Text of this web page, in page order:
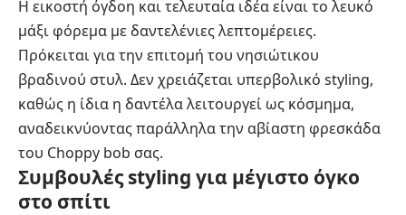
Η εικοστή όγδοη και τελευταία ιδέα είναι το λευκό
μάξι φόρεμα με δαντελένιες λεπτομέρειες.
Πρόκειται για την επιτομή του νησιώτικου
βραδινού στυλ. Δεν χρειάζεται υπερβολικό styling,
καθώς η ίδια η δαντέλα λειτουργεί ως κόσμημα,
αναδεικνύοντας παράλληλα την αβίαστη φρεσκάδα
του Choppy bob σας.
Συμβουλές styling για μέγιστο όγκο
στο σπίτι